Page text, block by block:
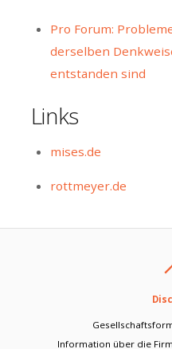
Pro Forum:
derselben
entstanden sind
Links
mises.de
rottmeyer.de
Information über die